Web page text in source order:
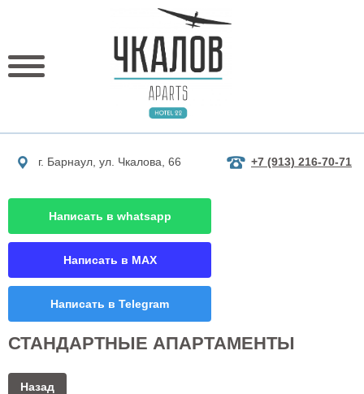
г. Барнаул, ул. Чкалова, 66 +7 (913) 216-70-71
Написать в whatsapp
Написать в MAX
Написать в Telegram
СТАНДАРТНЫЕ АПАРТАМЕНТЫ
Назад